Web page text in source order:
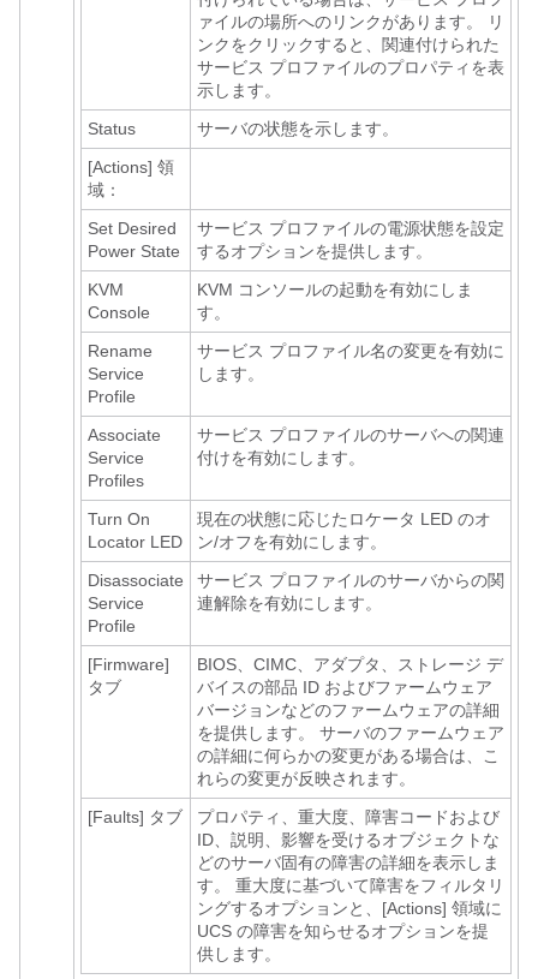
ァイルの場所へのリンクがあります。 リ
ンクをクリックすると、関連付けられた
サービス プロファイルのプロパティを表
示します。
Status
サーバの状態を示します。
[Actions] 領
域：
Set Desired
Power State
サービス プロファイルの電源状態を設定
するオプションを提供します。
KVM
Console
KVM コンソールの起動を有効にしま
す。
Rename
Service
Profile
サービス プロファイル名の変更を有効に
します。
Associate
Service
Profiles
サービス プロファイルのサーバへの関連
付けを有効にします。
Turn On
Locator LED
現在の状態に応じたロケータ LED のオ
ン/オフを有効にします。
Disassociate
Service
Profile
サービス プロファイルのサーバからの関
連解除を有効にします。
[Firmware]
タブ
BIOS、CIMC、アダプタ、ストレージ デ
バイスの部品 ID およびファームウェア
バージョンなどのファームウェアの詳細
を提供します。 サーバのファームウェア
の詳細に何らかの変更がある場合は、こ
れらの変更が反映されます。
[Faults] タブ
プロパティ、重大度、障害コードおよび
ID、説明、影響を受けるオブジェクトな
どのサーバ固有の障害の詳細を表示しま
す。 重大度に基づいて障害をフィルタリ
ングするオプションと、[Actions] 領域に
UCS の障害を知らせるオプションを提
供します。